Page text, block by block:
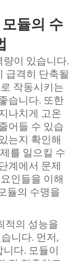
듈의 수
이 있습니다.
급격히 단축될
작동시키는
습니다. 또한
나치게 고온
어들 수 있습
는지 확인해
를 일으킬 수
계에서 문제
인들을 이해
듈의 수명을
적의 성능을
니다. 먼저,
다. 모듈이